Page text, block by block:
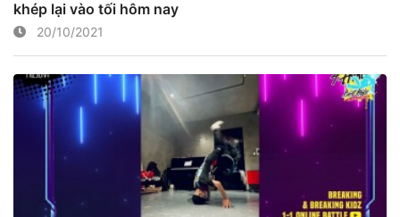
khép lại vào tối hôm nay
20/10/2021